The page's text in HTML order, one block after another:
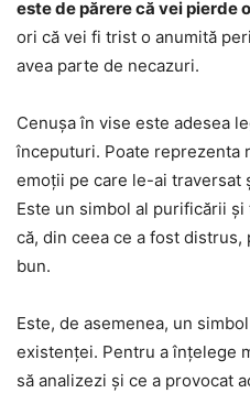
este de părere că vei pierde
ori că vei fi trist o anumită
avea parte de necazuri.
Cenușa în vise este adesea
începuturi. Poate reprezenta
emoții pe care le-ai traversat
Este un simbol al purificării
că, din ceea ce a fost distrus,
bun.
Este, de asemenea, un
existenței. Pentru a înțelege
să analizezi și ce a provocat